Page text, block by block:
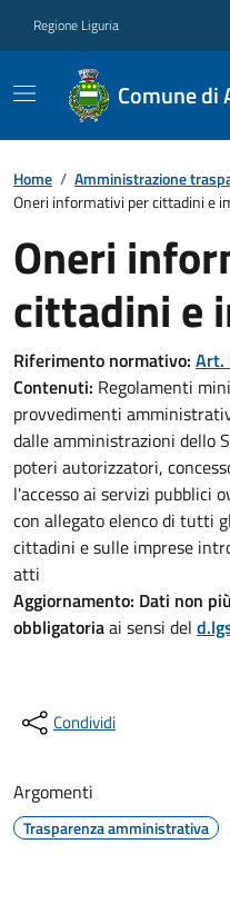
Regione Liguria
Comune di
Home / Amministrazione
Oneri informativi per cittadini e
Oneri
cittadini e
Riferimento normativo: Art.
Contenuti: Regolamenti
provvedimenti
dalle amministrazioni dello
poteri autorizzatori,
l'accesso ai servizi pubblici
con allegato elenco di tutti
cittadini e sulle imprese
atti
Aggiornamento: Dati non
obbligatoriaai sensi del
Condividi
Argomenti
Trasparenza amministrativa